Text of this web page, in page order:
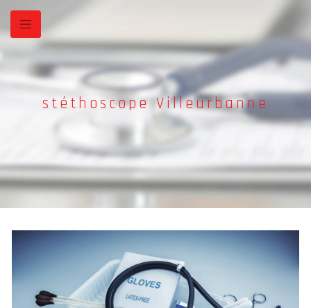
Panneau de gestion des cookies
stéthoscope Villeurbanne